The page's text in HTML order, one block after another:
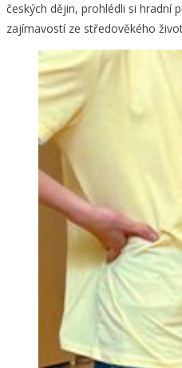
českých dějin, prohlédli si hradní
zajímavostí ze středověkého